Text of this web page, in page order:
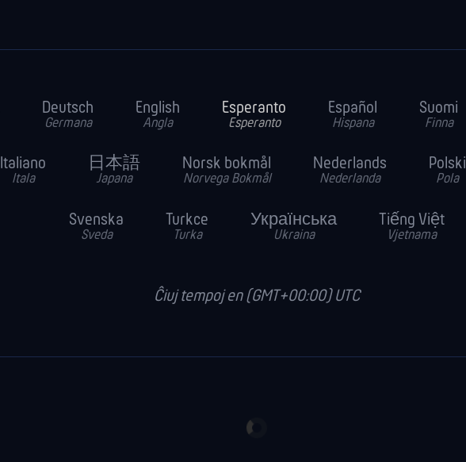
Deutsch
Germana
English
Angla
Esperanto
Esperanto
Español
Hispana
Suomi
Finna
Italiano
Itala
日本語
Japana
Norsk bokmål
Norvega Bokmål
Nederlands
Nederlanda
Polski
Pola
Svenska
Sveda
Turkce
Turka
Українська
Ukraina
Tiếng Việt
Vjetnama
Ĉiuj tempoj en (GMT+00:00) UTC